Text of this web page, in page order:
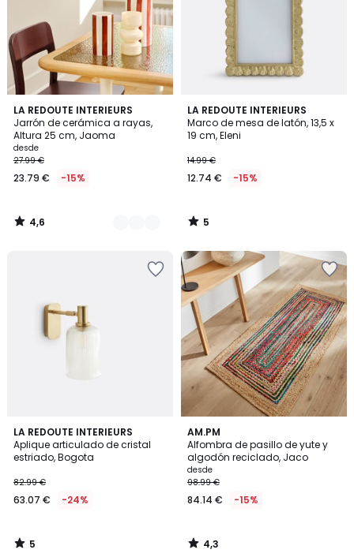
LA REDOUTE INTERIEURS
Jarrón de cerámica a rayas,
Altura 25 cm, Jaoma
desde
27.99 €
23.79 € -15%
4,6
/ 5
7
Colores
4,6
/
LA REDOUTE INTERIEURS
Marco de mesa de latón, 13,5 x
19 cm, Eleni
14.99 €
12.74 € -15%
5
/
5
5
/
LA REDOUTE INTERIEURS
Aplique articulado de cristal
estriado, Bogota
82.99 €
63.07 € -24%
5
/
5
5
/
AM.PM
Alfombra de pasillo de yute y
algodón reciclado, Jaco
desde
98.99 €
84.14 € -15%
4,3
/ 5
4,3
/